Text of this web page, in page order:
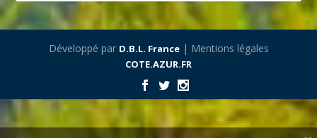
Développé par D.B.L. France| Mentions légales
COTE.AZUR.FR